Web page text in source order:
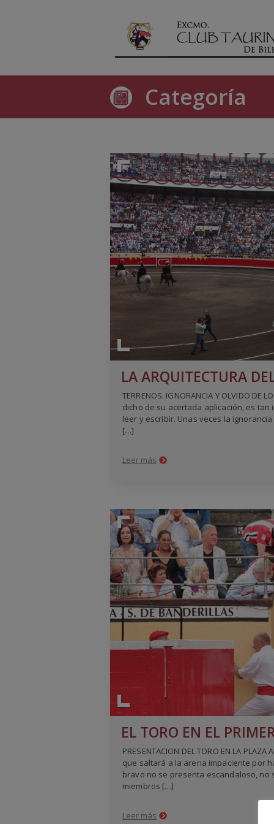
Categoría
TERRENOS. IGNORANCIA Y OLVIDO
dicho de su acertada aplicación, es
leer y escribir. Unas veces la
[…]
Leer más
EL TORO EN EL
PRESENTACION DEL TORO EN LA
que saltará a la arena impaciente por
bravo no se presenta escandaloso,
miembros […]
Leer más